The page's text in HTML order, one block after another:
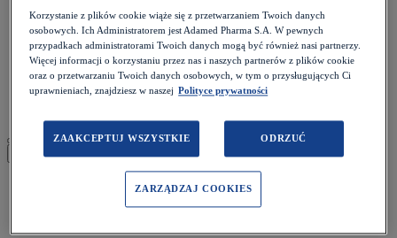
Więcej>
Prawo
Quizy
Konkursy
Webinary
Moje konto
Korzystanie z plików cookie wiąże się z przetwarzaniem Twoich danych
osobowych. Ich Administratorem jest Adamed Pharma S.A. W pewnych
przypadkach administratorami Twoich danych mogą być również nasi partnerzy.
Więcej informacji o korzystaniu przez nas i naszych partnerów z plików cookie
oraz o przetwarzaniu Twoich danych osobowych, w tym o przysługujących Ci
uprawnieniach, znajdziesz w naszej Polityce prywatności
ZAAKCEPTUJ WSZYSTKIE ODRZUĆ
ZARZĄDZAJ COOKIES